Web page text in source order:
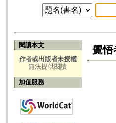
閱讀本文
作者或出版者未授權
無法提供閱讀
加值服務
覺悟